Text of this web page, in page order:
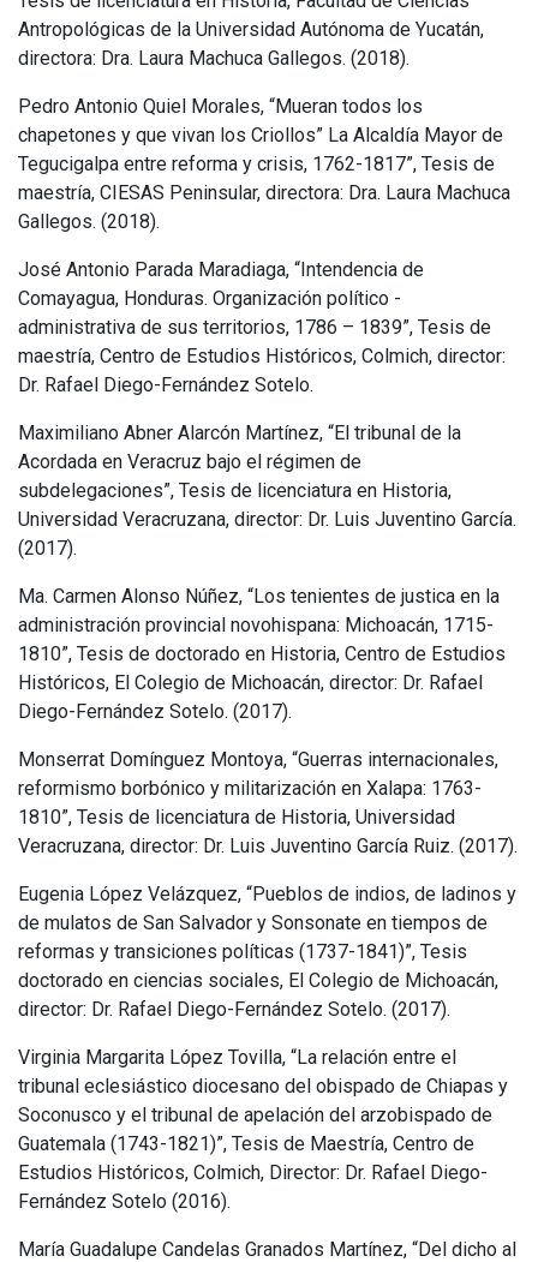
Antropológicas de la Universidad Autónoma de Yucatán,
directora: Dra. Laura Machuca Gallegos. (2018).
Pedro Antonio Quiel Morales, “Mueran todos los
chapetones y que vivan los Criollos” La Alcaldía Mayor de
Tegucigalpa entre reforma y crisis, 1762-1817”, Tesis de
maestría, CIESAS Peninsular, directora: Dra. Laura Machuca
Gallegos. (2018).
José Antonio Parada Maradiaga, “Intendencia de
Comayagua, Honduras. Organización político -
administrativa de sus territorios, 1786 – 1839”, Tesis de
maestría, Centro de Estudios Históricos, Colmich, director:
Dr. Rafael Diego-Fernández Sotelo.
Maximiliano Abner Alarcón Martínez, “El tribunal de la
Acordada en Veracruz bajo el régimen de
subdelegaciones”, Tesis de licenciatura en Historia,
Universidad Veracruzana, director: Dr. Luis Juventino García.
(2017).
Ma. Carmen Alonso Núñez, “Los tenientes de justica en la
administración provincial novohispana: Michoacán, 1715-
1810”, Tesis de doctorado en Historia, Centro de Estudios
Históricos, El Colegio de Michoacán, director: Dr. Rafael
Diego-Fernández Sotelo. (2017).
Monserrat Domínguez Montoya, “Guerras internacionales,
reformismo borbónico y militarización en Xalapa: 1763-
1810”, Tesis de licenciatura de Historia, Universidad
Veracruzana, director: Dr. Luis Juventino García Ruiz. (2017).
Eugenia López Velázquez, “Pueblos de indios, de ladinos y
de mulatos de San Salvador y Sonsonate en tiempos de
reformas y transiciones políticas (1737-1841)”, Tesis
doctorado en ciencias sociales, El Colegio de Michoacán,
director: Dr. Rafael Diego-Fernández Sotelo. (2017).
Virginia Margarita López Tovilla, “La relación entre el
tribunal eclesiástico diocesano del obispado de Chiapas y
Soconusco y el tribunal de apelación del arzobispado de
Guatemala (1743-1821)”, Tesis de Maestría, Centro de
Estudios Históricos, Colmich, Director: Dr. Rafael Diego-
Fernández Sotelo (2016).
María Guadalupe Candelas Granados Martínez, “Del dicho al